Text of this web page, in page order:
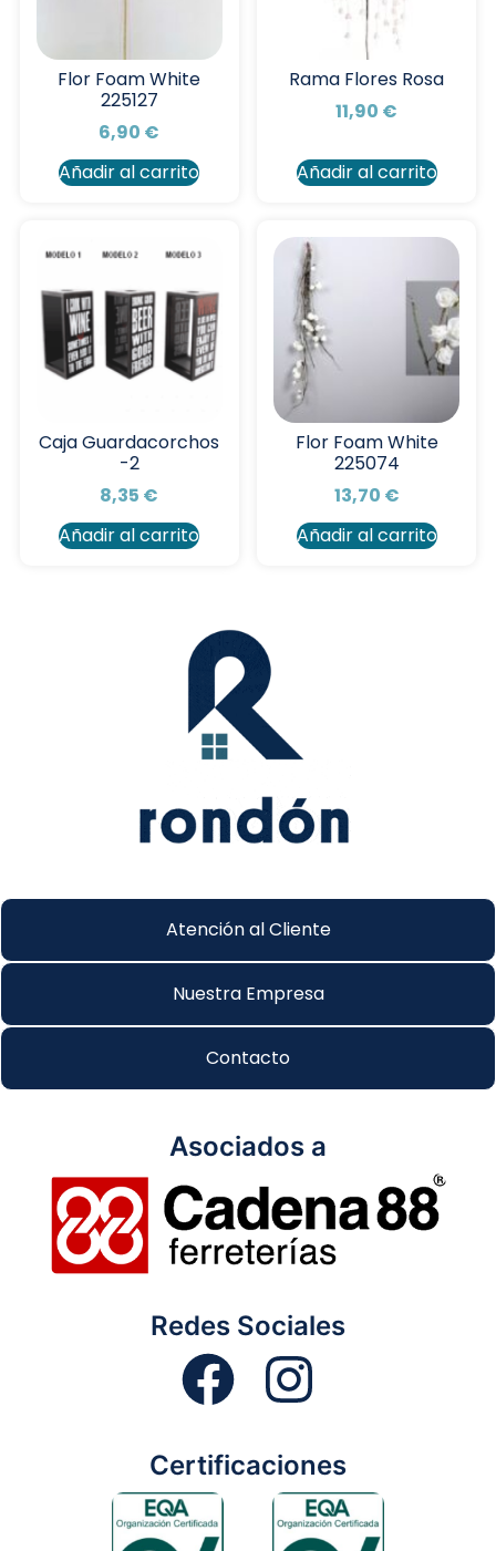
Flor Foam White
225127
6,90 €
Añadir al carrito
Rama Flores Rosa
11,90 €
Añadir al carrito
Caja Guardacorchos
-2
8,35 €
Añadir al carrito
Flor Foam White
225074
13,70 €
Añadir al carrito
Atención al Cliente
Nuestra Empresa
Contacto
Asociados a
Redes Sociales
Certificaciones